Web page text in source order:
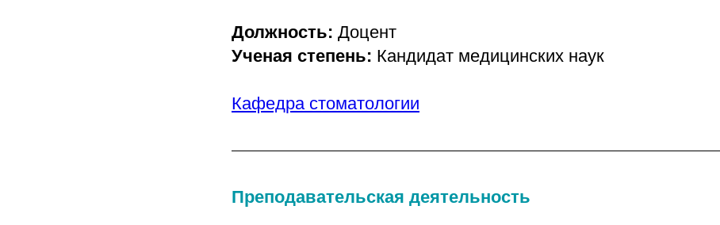
Должность: Доцент
Ученая степень: Кандидат медицинских наук
Кафедра стоматологии
Преподавательская деятельность